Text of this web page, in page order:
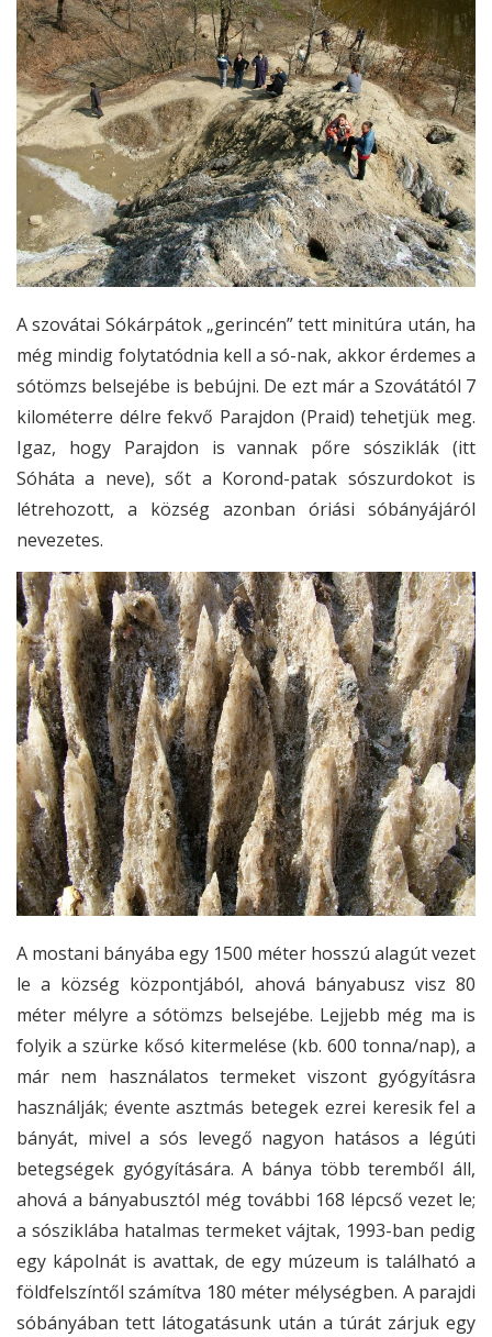
A szovátai Sókárpátok „gerincén” tett minitúra után, ha
még mindig folytatódnia kell a só-nak, akkor érdemes a
sótömzs belsejébe is bebújni. De ezt már a Szovátától 7
kilométerre délre fekvő Parajdon (Praid) tehetjük meg.
Igaz, hogy Parajdon is vannak pőre sósziklák (itt
Sóháta a neve), sőt a Korond-patak sószurdokot is
létrehozott, a község azonban óriási sóbányájáról
nevezetes.
A mostani bányába egy 1500 méter hosszú alagút vezet
le a község központjából, ahová bányabusz visz 80
méter mélyre a sótömzs belsejébe. Lejjebb még ma is
folyik a szürke kősó kitermelése (kb. 600 tonna/nap), a
már nem használatos termeket viszont gyógyításra
használják; évente asztmás betegek ezrei keresik fel a
bányát, mivel a sós levegő nagyon hatásos a légúti
betegségek gyógyítására. A bánya több teremből áll,
ahová a bányabusztól még további 168 lépcső vezet le;
a sósziklába hatalmas termeket vájtak, 1993-ban pedig
egy kápolnát is avattak, de egy múzeum is található a
földfelszíntől számítva 180 méter mélységben. A parajdi
sóbányában tett látogatásunk után a túrát zárjuk egy